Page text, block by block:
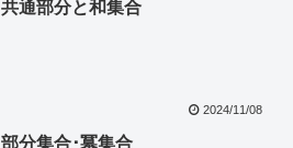
共通部分と和集合
2024/11/08
部分集合･冪集合